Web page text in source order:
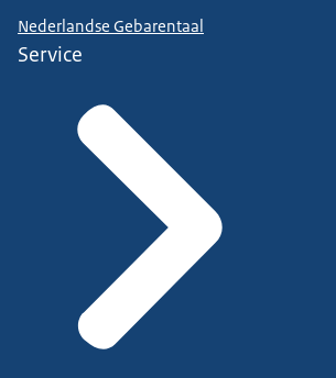
Nederlandse Gebarentaal
Service